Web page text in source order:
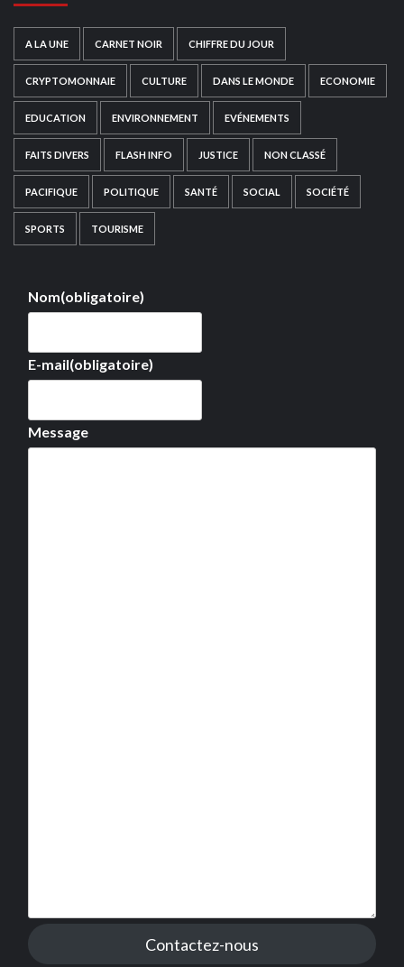
A LA UNE CARNET NOIR CHIFFRE DU JOUR
CRYPTOMONNAIE CULTURE DANS LE MONDE ECONOMIE
EDUCATION ENVIRONNEMENT EVÉNEMENTS
FAITS DIVERS FLASH INFO JUSTICE NON CLASSÉ
PACIFIQUE POLITIQUE SANTÉ SOCIAL SOCIÉTÉ
SPORTS TOURISME
Nom(obligatoire)
E-mail(obligatoire)
Message
Contactez-nous